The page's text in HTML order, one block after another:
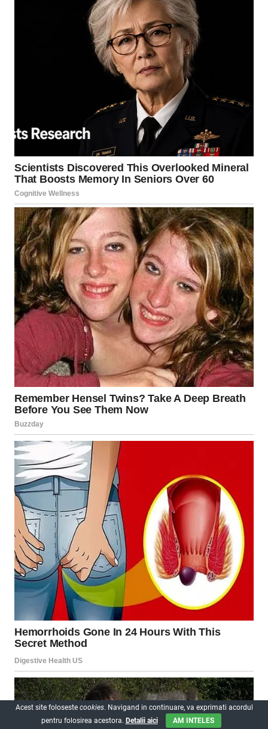
Acest site foloseste cookies. Navigand in continuare, va exprimati acordul
pentru folosirea acestora. Detalii aici AM INTELES